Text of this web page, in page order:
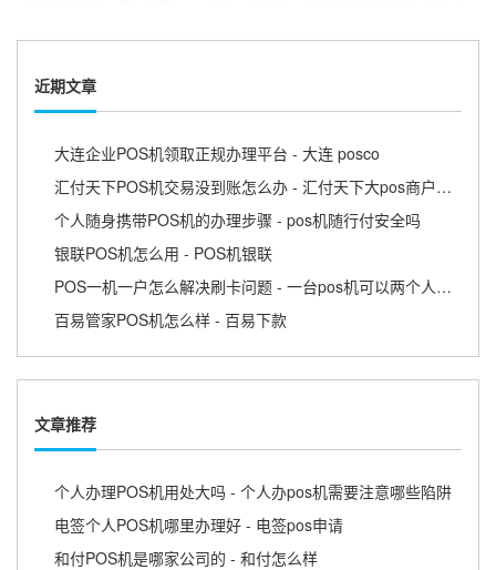
近期文章
大连企业POS机领取正规办理平台 - 大连 posco
汇付天下POS机交易没到账怎么办 - 汇付天下大pos商户版APP
个人随身携带POS机的办理步骤 - pos机随行付安全吗
银联POS机怎么用 - POS机银联
POS一机一户怎么解决刷卡问题 - 一台pos机可以两个人用吗
百易管家POS机怎么样 - 百易下款
文章推荐
个人办理POS机用处大吗 - 个人办pos机需要注意哪些陷阱
电签个人POS机哪里办理好 - 电签pos申请
和付POS机是哪家公司的 - 和付怎么样